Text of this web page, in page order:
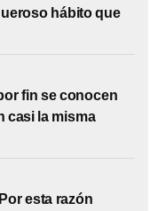
hábito que
fin se conocen
casi la misma
esta razón